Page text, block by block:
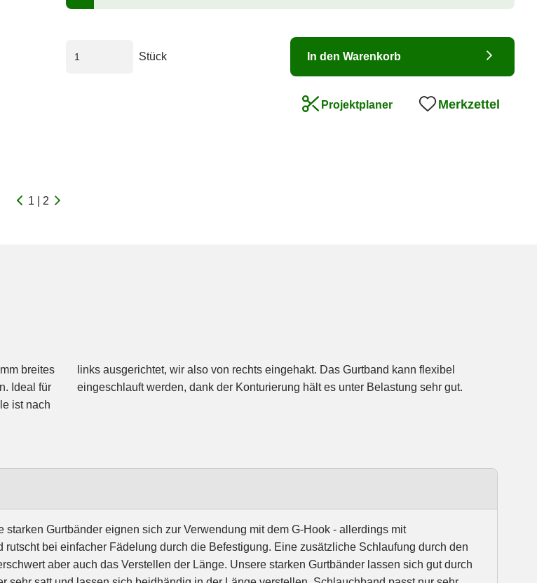
1 | 2
Stück In den Warenkorb
Projektplaner Merkzettel
breites
Ideal für
ist nach
flexibel
eingeschlauft werden, dank der Konturierung hält es unter Belastung sehr gut.
Gurtbänder eignen sich zur Verwendung mit dem G-Hook - allerdings mit
rutscht bei einfacher Fädelung durch die Befestigung. Eine zusätzliche Schlaufung durch den
aber auch das Verstellen der Länge. Unsere starken Gurtbänder lassen sich gut durch